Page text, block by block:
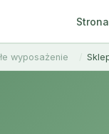
wyposażenie